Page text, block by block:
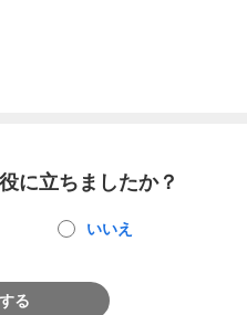
に立ちましたか？
いいえ
る